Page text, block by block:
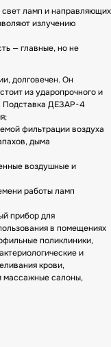
ламп и направляющих
излучению
— главные, но не
долговечен. Он
из ударопрочного и
Подставка ДЕЗАР-4
фильтрации воздуха
дыма
воздушные и
работы ламп
прибор для
в помещениях
поликлиники,
и
крови,
массажные салоны,